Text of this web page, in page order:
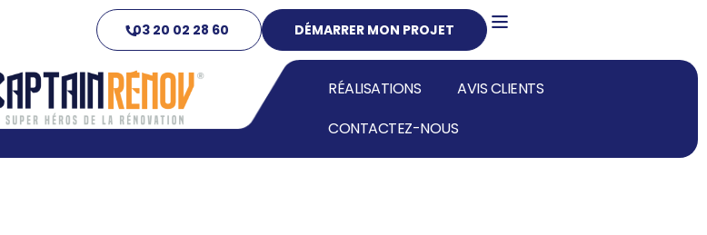
03 20 02 28 60 DÉMARRER MON PROJET
RÉALISATIONS
AVIS CLIENTS
CONTACTEZ-NOUS